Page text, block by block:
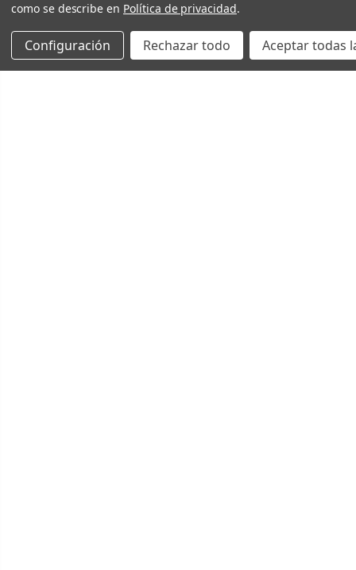
como se describe en Política de privacidad.
Configuración Rechazar todo Aceptar todas